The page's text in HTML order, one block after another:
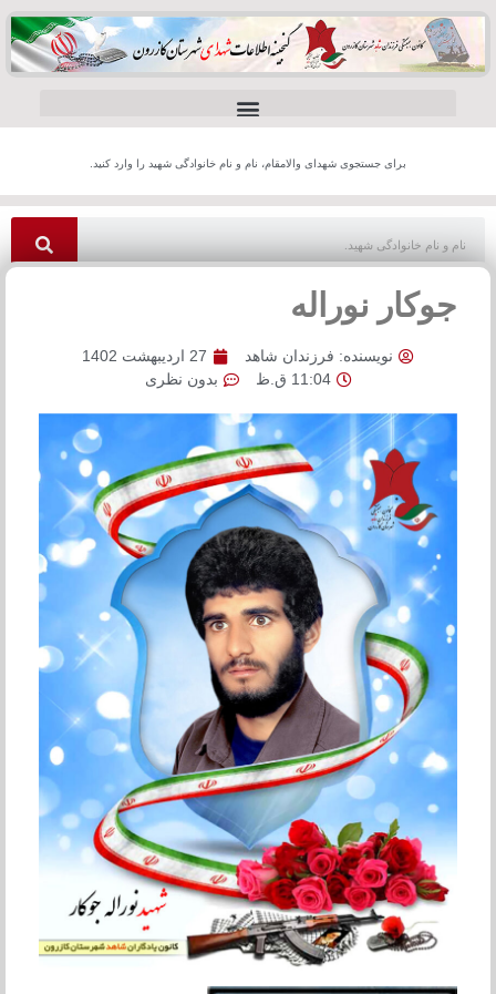
برای جستجوی شهدای والامقام، نام و نام خانوادگی شهید را وارد کنید.
جوکار نوراله
نویسنده: فرزندان شاهد
27 اردیبهشت 1402
11:04 ق.ظ
بدون نظری